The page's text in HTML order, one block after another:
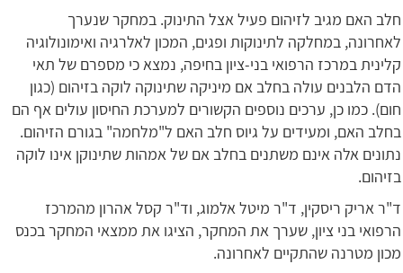
חלב האם מגיב לזיהום פעיל אצל התינוק. במחקר שנערך
לאחרונה, במחלקה לתינוקות ופגים, המכון לאלרגיה ואימונולוגיה
קלינית במרכז הרפואי בני-ציון בחיפה, נמצא כי מספרם של תאי
הדם הלבנים עולה בחלב אם מיניקה שתינוקה לוקה בזיהום (כגון
חום). כמו כן, ערכים נוספים הקשורים למערכת החיסון עולים אף הם
בחלב האם, ומעידים על גיוס חלב האם ל"מלחמה" בגורם הזיהום.
נתונים אלה אינם משתנים בחלב אם של אמהות שתינוקן אינו לוקה
בזיהום.
ד"ר אריק ריסקין, ד"ר מיטל אלמוג, וד"ר קסל אהרון מהמרכז
הרפואי בני ציון, שערך את המחקר, הציגו את ממצאי המחקר בכנס
מכון מטרנה שהתקיים לאחרונה.